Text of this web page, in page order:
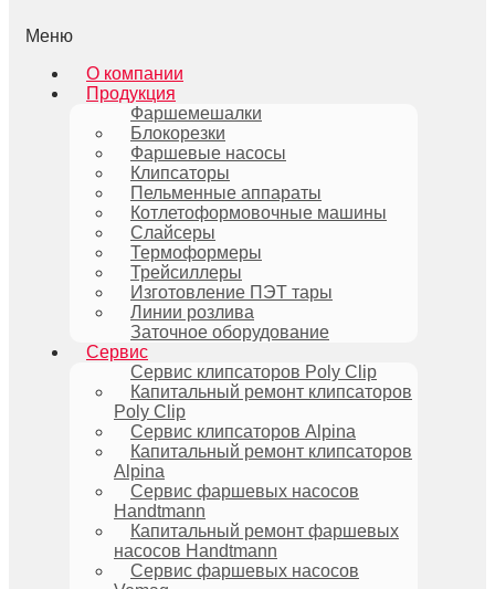
Меню
О компании
Продукция
Фаршемешалки
Блокорезки
Фаршевые насосы
Клипсаторы
Пельменные аппараты
Котлетоформовочные машины
Слайсеры
Термоформеры
Трейсиллеры
Изготовление ПЭТ тары
Линии розлива
Заточное оборудование
Сервис
Сервис клипсаторов Poly Clip
Капитальный ремонт клипсаторов
Poly Clip
Сервис клипсаторов Alpina
Капитальный ремонт клипсаторов
Alpina
Сервис фаршевых насосов
Handtmann
Капитальный ремонт фаршевых
насосов Handtmann
Сервис фаршевых насосов